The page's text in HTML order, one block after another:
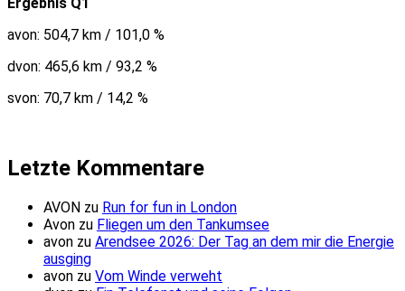
avon: 504,7 km / 101,0 %
dvon: 465,6 km / 93,2 %
svon: 70,7 km / 14,2 %
Letzte Kommentare
AVON zu Run for fun in London
Avon zu Fliegen um den Tankumsee
avon zu Arendsee 2026: Der Tag an dem mir die Energie
ausging
avon zu Vom Winde verweht